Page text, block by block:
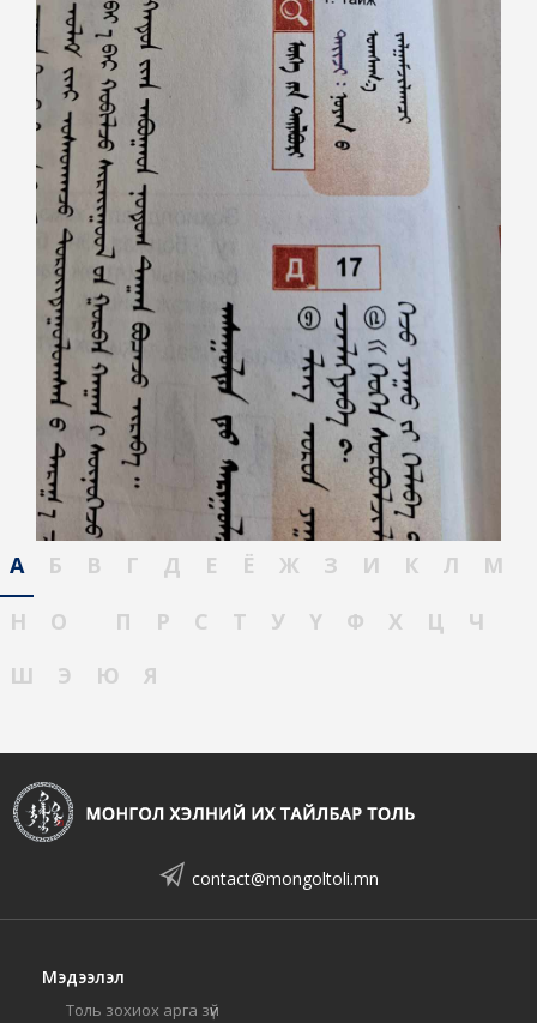
А Б В Г Д Е Ё Ж З И К Л
М
Н
О П Р С Т У Ү Ф Х Ц
Ч
Ш
Э Ю Я
contact@mongoltoli.mn
Мэдээлэл
Толь зохиох арга зүй